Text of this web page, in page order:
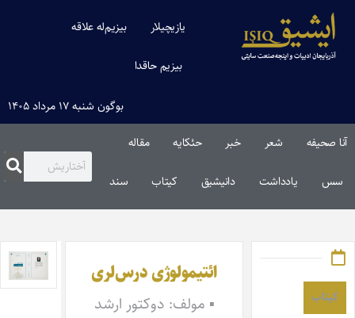
یازیچیلار بیزیم‌له علاقه
بیزیم حاقدا
بوگون شنبه ۱۷ مرداد ۱۴۰۵
آنا صحیفه شعر خبر حئکایه مقاله‌
سس یادداشت دانیشیق کیتاب سند
کیتاب
ائتیمولوژی درس‌لری
▪ مولف: دوکتور ارشد